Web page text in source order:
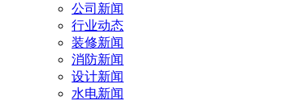
公司新闻
行业动态
装修新闻
消防新闻
设计新闻
水电新闻